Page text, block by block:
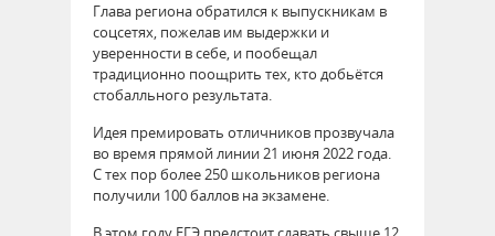
Глава региона обратился к выпускникам в
соцсетях, пожелав им выдержки и
уверенности в себе, и пообещал
традиционно поощрить тех, кто добьётся
стобалльного результата.
Идея премировать отличников прозвучала
во время прямой линии 21 июня 2022 года.
С тех пор более 250 школьников региона
получили 100 баллов на экзамене.